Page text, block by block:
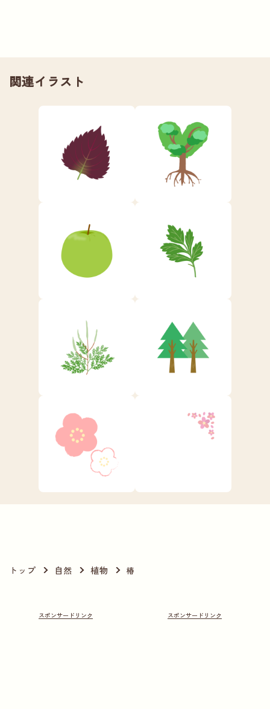
関連イラスト
トップ 自然 植物 椿